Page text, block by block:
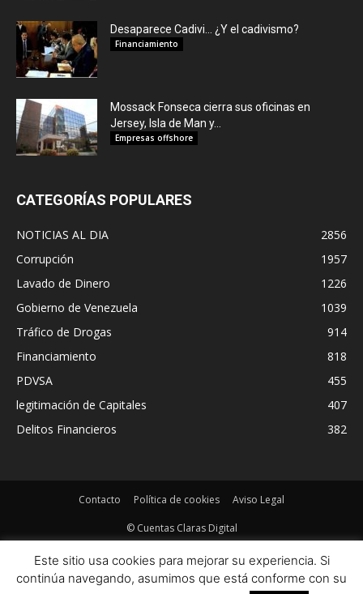
Desaparece Cadivi… ¿Y el cadivismo?
Financiamiento
Mossack Fonseca cierra sus oficinas en
Jersey, Isla de Man y...
Empresas offshore
CATEGORÍAS POPULARES
NOTICIAS AL DIA
2856
Corrupción
1957
Lavado de Dinero
1226
Gobierno de Venezuela
1039
Tráfico de Drogas
914
Financiamiento
818
PDVSA
455
legitimación de Capitales
407
Delitos Financieros
382
Contacto Política de cookies Aviso Legal
© Cuentas Claras Digital
Este sitio usa cookies para mejorar su experiencia. Si
continúa navegando, asumimos que está conforme con su